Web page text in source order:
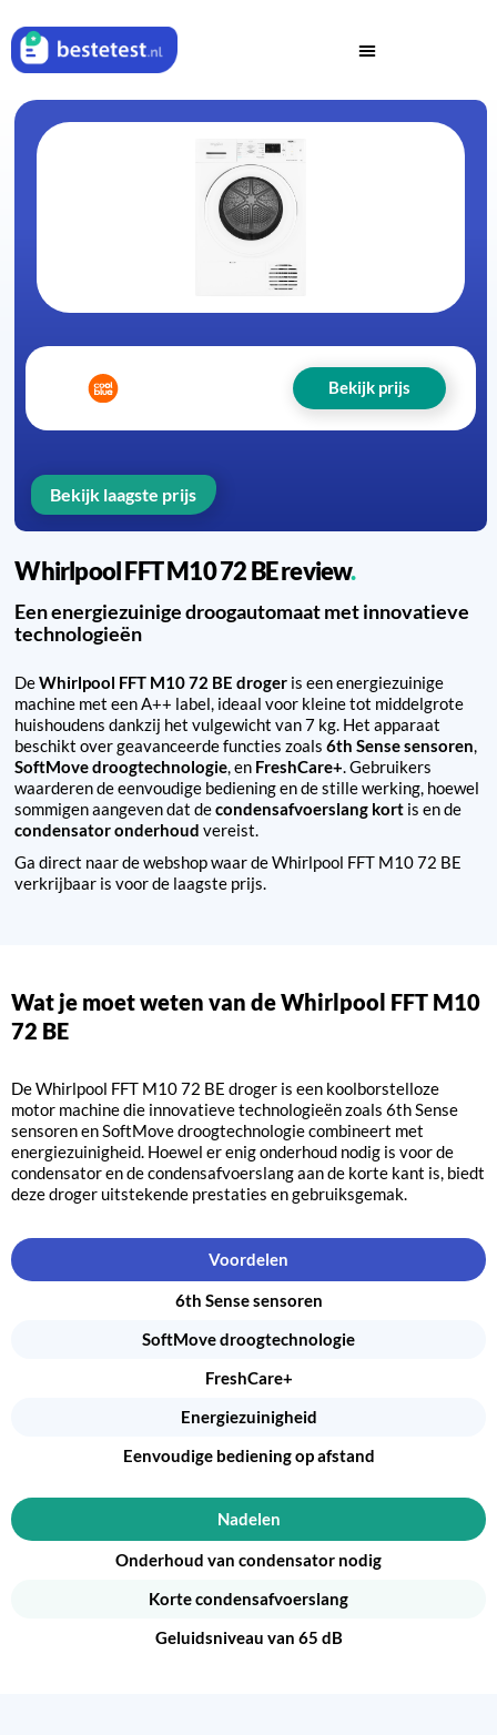
Whirlpool FFT M10 72 BE review
Een energiezuinige droogautomaat met innovatieve
technologieën
DeWhirlpool FFT M10 72 BE droger is een energiezuinige
machine met een A++ label, ideaal voor kleine tot middelgrote
huishoudens dankzij het vulgewicht van 7 kg. Het apparaat
beschikt over geavanceerde functies zoals6th Sense sensoren,
SoftMove droogtechnologie, en FreshCare+. Gebruikers
waarderen de eenvoudige bediening en de stille werking, hoewel
sommigen aangeven dat decondensafvoerslang kort is en de
condensator onderhoud vereist.
Ga direct naar de webshop waar de Whirlpool FFT M10 72 BE
verkrijbaar is voor de laagste prijs.
Bekijk prijs
Bekijk laagste prijs
Wat je moet weten van de Whirlpool FFT M10
72 BE
De Whirlpool FFT M10 72 BE droger is een koolborstelloze
motor machine die innovatieve technologieën zoals 6th Sense
sensoren en SoftMove droogtechnologie combineert met
energiezuinigheid. Hoewel er enig onderhoud nodig is voor de
condensator en de condensafvoerslang aan de korte kant is, biedt
deze droger uitstekende prestaties en gebruiksgemak.
Voordelen
6th Sense sensoren
SoftMove droogtechnologie
FreshCare+
Energiezuinigheid
Eenvoudige bediening op afstand
Nadelen
Onderhoud van condensator nodig
Korte condensafvoerslang
Geluidsniveau van 65 dB